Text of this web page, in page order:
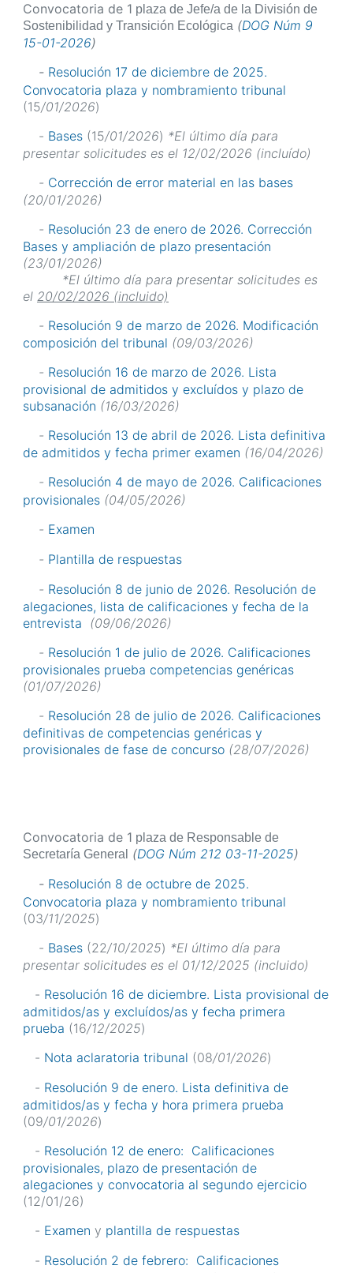
Convocatoria de 1 plaza de Jefe/a de la División de
Sostenibilidad y Transición Ecológica (DOG Núm 9
15-01-2026)
- Resolución 17 de diciembre de 2025.
Convocatoria plaza y nombramiento tribunal
(15/01/2026)
- Bases (15/01/2026) *El último día para
presentar solicitudes es el 12/02/2026 (incluído)
- Corrección de error material en las bases
(20/01/2026)
- Resolución 23 de enero de 2026. Corrección
Bases y ampliación de plazo presentación
(23/01/2026)
*El último día para presentar solicitudes es
el 20/02/2026 (incluido)
- Resolución 9 de marzo de 2026. Modificación
composición del tribunal (09/03/2026)
- Resolución 16 de marzo de 2026. Lista
provisional de admitidos y excluídos y plazo de
subsanación (16/03/2026)
- Resolución 13 de abril de 2026. Lista definitiva
de admitidos y fecha primer examen (16/04/2026)
- Resolución 4 de mayo de 2026. Calificaciones
provisionales (04/05/2026)
- Examen
- Plantilla de respuestas
- Resolución 8 de junio de 2026. Resolución de
alegaciones, lista de calificaciones y fecha de la
entrevista (09/06/2026)
- Resolución 1 de julio de 2026. Calificaciones
provisionales prueba competencias genéricas
(01/07/2026)
- Resolución 28 de julio de 2026. Calificaciones
definitivas de competencias genéricas y
provisionales de fase de concurso (28/07/2026)
Convocatoria de 1 plaza de Responsable de
Secretaría General
(DOG Núm 212 03-11-2025)
- Resolución 8 de octubre de 2025.
Convocatoria plaza y nombramiento tribunal
(03/11/2025)
- Bases (22/10/2025) *El último día para
presentar solicitudes es el 01/12/2025 (incluido)
- Resolución 16 de diciembre. Lista provisional de
admitidos/as y excluídos/as y fecha primera
prueba (16/12/2025)
- Nota aclaratoria tribunal (08/01/2026)
- Resolución 9 de enero. Lista definitiva de
admitidos/as y fecha y hora primera prueba
(09/01/2026)
- Resolución 12 de enero: Calificaciones
provisionales, plazo de presentación de
alegaciones y convocatoria al segundo ejercicio
(12/01/26)
- Examen y plantilla de respuestas
- Resolución 2 de febrero: Calificaciones